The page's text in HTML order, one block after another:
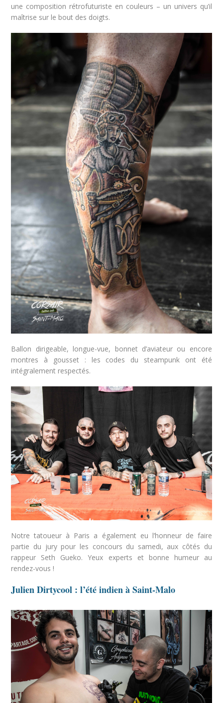
une composition rétrofuturiste en couleurs – un univers qu’il
maîtrise sur le bout des doigts.
Ballon dirigeable, longue-vue, bonnet d’aviateur ou encore
montres à gousset : les codes du steampunk ont été
intégralement respectés.
Notre tatoueur à Paris a également eu l’honneur de faire
partie du jury pour les concours du samedi, aux côtés du
rappeur Seth Gueko. Yeux experts et bonne humeur au
rendez-vous !
Julien Dirtycool : l’été indien à Saint-Malo